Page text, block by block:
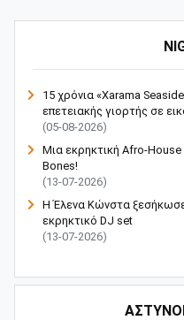
15 χρόνια «Xarama
επετειακής γιορτής σε
(05-08-2026)
Μια εκρηκτική Afro-
Bones!
(13-07-2026)
Η Έλενα Κώνστα
εκρηκτικό DJ set
(13-07-2026)